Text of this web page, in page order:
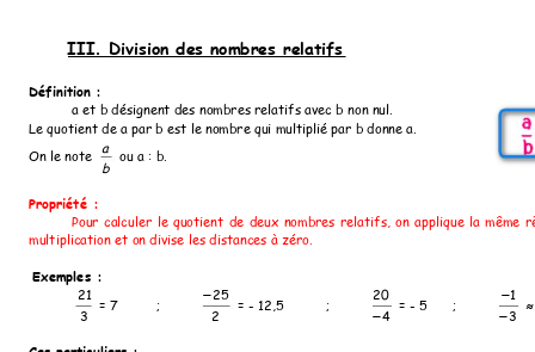
III. Division des nombres relatifs
Définition :
a et b désignent des nombres relatifs avec b non nul.
Le quotient de a par b est le nombre qui multiplié par b donne a.
On le note
a
b
ou a : b.
Propriété :
Pour calculer le quotient de deux nombres relatifs, on applique la même
multiplication et on divise les distances à zéro.
Exemples :
21
3
= 7 ;
− 25
2
= - 12,5 ;
20
−4
= - 5 ;
−1
−3